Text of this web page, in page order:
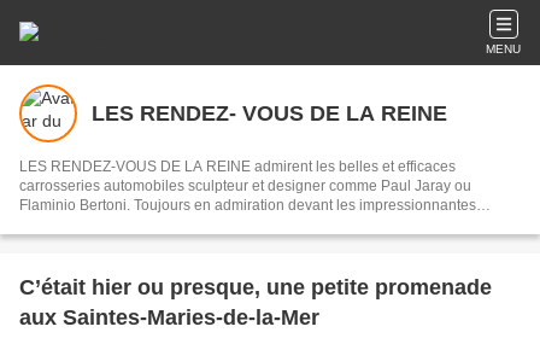
MENU
LES RENDEZ- VOUS DE LA REINE
LES RENDEZ-VOUS DE LA REINE admirent les belles et efficaces
carrosseries automobiles sculpteur et designer comme Paul Jaray ou
Flaminio Bertoni. Toujours en admiration devant les impressionnantes
souvenirs des courses du Mans ou de la Can - Am.
C’était hier ou presque, une petite promenade
aux Saintes-Maries-de-la-Mer